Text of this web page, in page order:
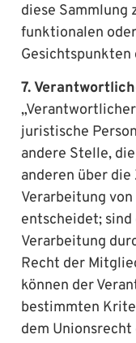
diese Sammlung
funktionalen
7.
juristische
andere Stelle,
anderen über
Verarbeitung
entscheidet;
Verarbeitung
Recht der
können der
bestimmten
dem